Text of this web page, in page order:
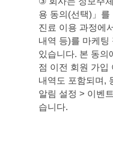
용 동의 (선택) 」
진료 이용 과정에
내역 등)를 마케팅
있습니다. 본 동의
점 이전 회원 가입
내역도 포함되며 ,
알림 설정 > 이벤트
습니다.